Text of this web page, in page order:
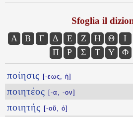
Sfoglia il
Α Β Γ Δ Ε Ζ Η Θ Ι
Π
Ρ Σ Τ Υ Φ
ποίησις [-εως, ἡ]
ποιητέος [-α, -ον]
ποιητής [-οῦ, ὁ]